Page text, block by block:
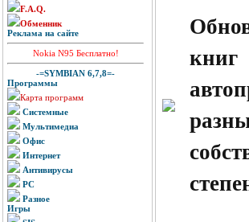
F.A.Q.
Обменник
Реклама на сайте
Nokia N95 Бесплатно!
-=SYMBIAN 6,7,8=-
Программы
Карта программ
Системные
Мультимедиа
Офис
Интернет
Антивирусы
PC
Разное
Игры